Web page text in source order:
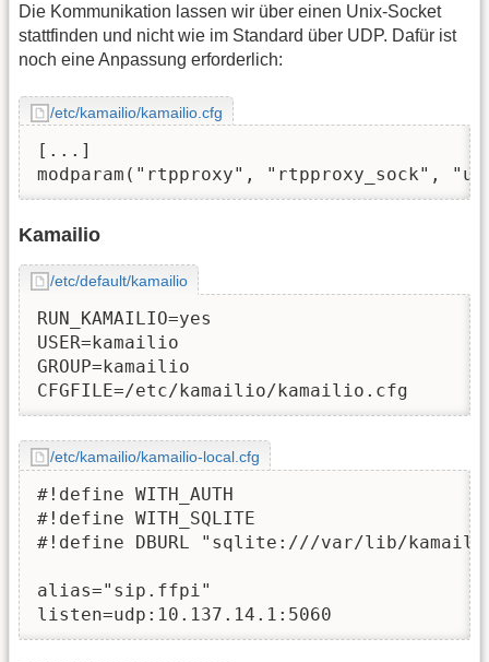
Die Kommunikation lassen wir über einen Unix-Socket
stattfinden und nicht wie im Standard über UDP. Dafür ist
noch eine Anpassung erforderlich:
/etc/kamailio/kamailio.cfg
[...]
modparam("rtpproxy", "rtpproxy_sock",
Kamailio
/etc/default/kamailio
RUN_KAMAILIO=yes
USER=kamailio
GROUP=kamailio
CFGFILE=/etc/kamailio/kamailio.cfg
/etc/kamailio/kamailio-local.cfg
#!define WITH_AUTH
#!define WITH_SQLITE
#!define DBURL "sqlite:///var/lib/
alias="sip.ffpi"
listen=udp:10.137.14.1:5060